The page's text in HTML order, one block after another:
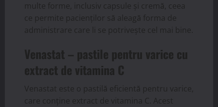
multe forme, inclusiv capsule și cremă, ceea
ce permite pacienților să aleagă forma de
administrare care li se potrivește cel mai bine.
Venastat – pastile pentru varice cu
extract de vitamina C
Venastat este o pastilă eficientă pentru varice,
care conține extract de vitamina C. Acest